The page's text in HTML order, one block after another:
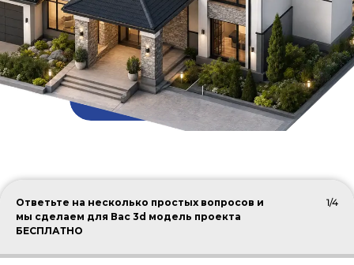
ПОДОБРАТЬ КРОВЛЮ
Ответьте на несколько простых вопросов и
мы сделаем для Вас 3d модель проекта
БЕСПЛАТНО
1/4